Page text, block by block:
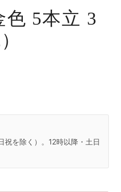
5本立 3
祝を除く）。12時以降・土日